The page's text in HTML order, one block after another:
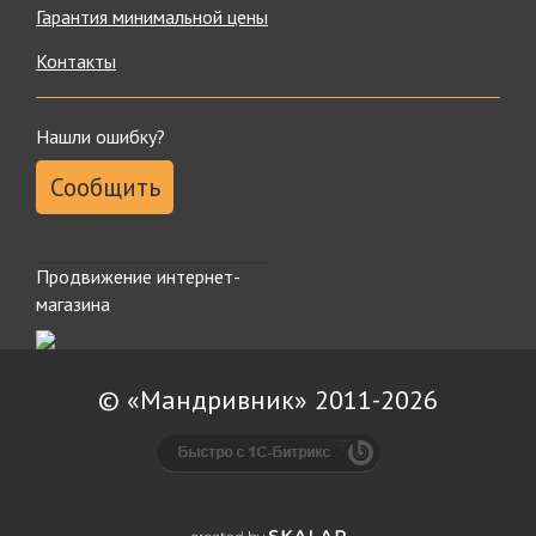
Гарантия минимальной цены
Контакты
Нашли ошибку?
Сообщить
Продвижение интернет-
магазина
© «Мандривник» 2011-2026